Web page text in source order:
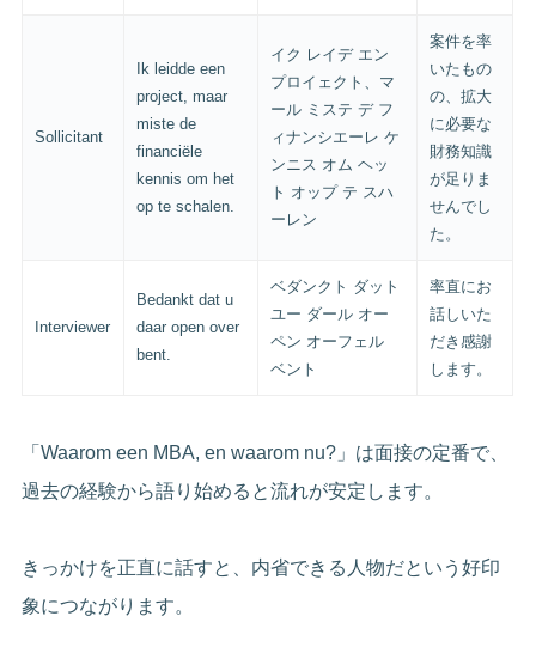
Sollicitant
Ik leidde een
project, maar
miste de
financiële
kennis om het
op te schalen.
イク レイデ エン
プロイェクト、マ
ール ミステ デ フ
ィナンシエーレ ケ
ンニス オム ヘッ
ト オップ テ スハ
ーレン
案件を率
いたもの
の、拡大
に必要な
財務知識
が足りま
せんでし
た。
Interviewer
Bedankt dat u
daar open over
bent.
ベダンクト ダット
ユー ダール オー
ペン オーフェル
ベント
率直にお
話しいた
だき感謝
します。
「Waarom een MBA, en waarom nu?」は面接の定番で、
過去の経験から語り始めると流れが安定します。
きっかけを正直に話すと、内省できる人物だという好印
象につながります。